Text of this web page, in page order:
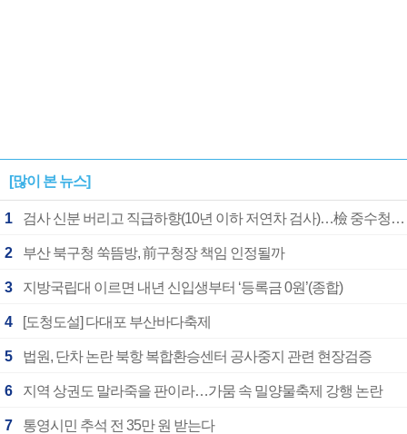
[많이 본 뉴스]
1 검사 신분 버리고 직급하향(10년 이하 저연차 검사)…檢 중수청행 기피
2 부산 북구청 쑥뜸방, 前구청장 책임 인정될까
3 지방국립대 이르면 내년 신입생부터 ‘등록금 0원’(종합)
4 [도청도설] 다대포 부산바다축제
5 법원, 단차 논란 북항 복합환승센터 공사중지 관련 현장검증
6 지역 상권도 말라죽을 판이라…가뭄 속 밀양물축제 강행 논란
7 통영시민 추석 전 35만 원 받는다